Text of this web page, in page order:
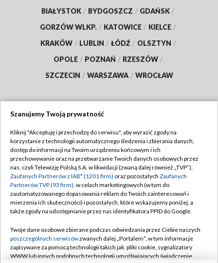
BIAŁYSTOK / BYDGOSZCZ / GDAŃSK /
GORZÓW WLKP. / KATOWICE / KIELCE /
KRAKÓW / LUBLIN / ŁÓDŹ / OLSZTYN /
OPOLE / POZNAŃ / RZESZÓW /
SZCZECIN / WARSZAWA / WROCŁAW
TVP
Abonament TVP
Emisja w TVP
Centrum informacji TVP
Naziemna Telewizja Cyfrowa
Rada Programowa
System NOS
Regulamin TVP
Polityka prywatności
Moje zgody
Pomoc
Kontakt
Szanujemy Twoją prywatność
Kliknij "Akceptuję i przechodzę do serwisu", aby wyrazić zgody na
korzystanie z technologii automatycznego śledzenia i zbierania danych,
dostęp do informacji na Twoim urządzeniu końcowym i ich
przechowywanie oraz na przetwarzanie Twoich danych osobowych przez
nas, czyli Telewizję Polską S.A. w likwidacji (zwaną dalej również „TVP”),
Zaufanych Partnerów z IAB* (1201 firm) oraz pozostałych Zaufanych
Partnerów TVP (93 firm), w celach marketingowych (w tym do
zautomatyzowanego dopasowania reklam do Twoich zainteresowań i
mierzenia ich skuteczności) i pozostałych, które wskazujemy poniżej, a
także zgody na udostępnianie przez nas identyfikatora PPID do Google.
Twoje dane osobowe zbierane podczas odwiedzania przez Ciebie naszych
poszczególnych serwisówzwanych dalej „Portalem”, w tym informacje
zapisywane za pomocą technologii takich jak: pliki cookie, sygnalizatory
WWW lub innych podobnych technologii umożliwiających świadczenie